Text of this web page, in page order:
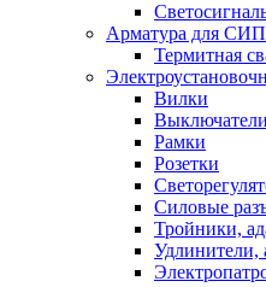
Арматура для
Термитная
Вилки
Выключатели
Рамки
Розетки
Силовые
Тройники,
Удлинители,